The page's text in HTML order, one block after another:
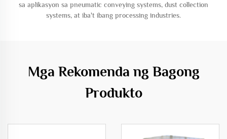
sa aplikasyon sa pneumatic conveying systems, dust collection
systems, at iba't ibang processing industries.
Mga Rekomenda ng Bagong
Produkto